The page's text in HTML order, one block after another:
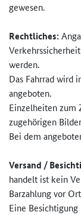
gewesen.
Rechtliches:
werden.
Das Fahrrad wird
angeboten.
Einzelheiten zum
zugehörigen
Bei dem
Versand /
handelt ist kein
Barzahlung vor
Eine